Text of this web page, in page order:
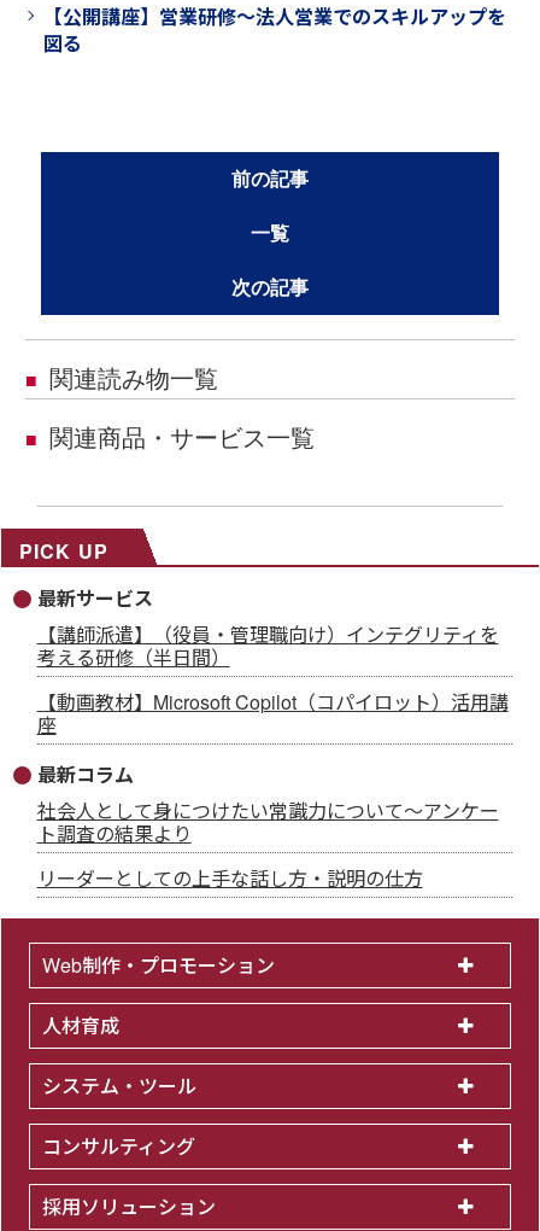
【公開講座】営業研修～法人営業でのスキルアップを
図る
前の記事
一覧
次の記事
■ 関連読み物一覧
■ 関連商品・サービス一覧
PICK UP
最新サービス
【講師派遣】（役員・管理職向け）インテグリティを
考える研修（半日間）
【動画教材】Microsoft Copilot（コパイロット）活用講
座
最新コラム
社会人として身につけたい常識力について～アンケー
ト調査の結果より
リーダーとしての上手な話し方・説明の仕方
Web制作・プロモーション
人材育成
システム・ツール
コンサルティング
採用ソリューション